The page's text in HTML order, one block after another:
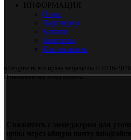
ИНФОРМАЦИЯ
О нас
Партнерам
Каталог
Контакты
Как оплатить
oilengine.ru все права защищены © 2016-2026
Принимаем все виды оплаты.